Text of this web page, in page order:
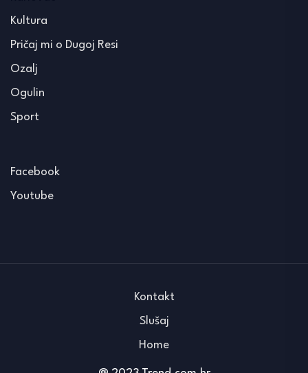
Kultura
Pričaj mi o Dugoj Resi
Ozalj
Ogulin
Sport
Facebook
Youtube
Kontakt
Slušaj
Home